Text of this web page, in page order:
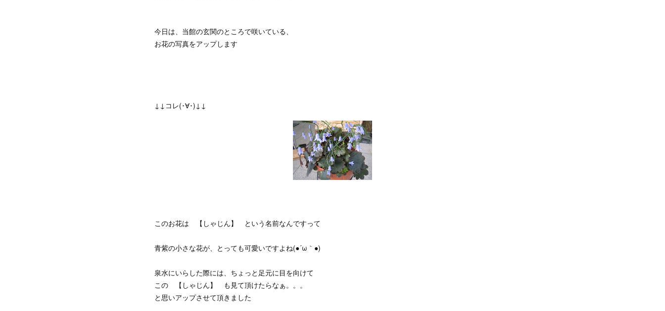
今日は、当館の玄関のところで咲いている、
お花の写真をアップします
↓↓コレ(･∀･)↓↓
このお花は 【しゃじん】 という名前なんですって
青紫の小さな花が、とっても可愛いですよね(●´ω｀●)
泉水にいらした際には、ちょっと足元に目を向けて
この 【しゃじん】 も見て頂けたらなぁ。。。
と思いアップさせて頂きました